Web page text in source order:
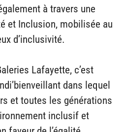
à travers une
et Inclusion, mobilisée au
d’inclusivité.
Lafayette, c’est
dans lequel
et toutes les générations
inclusif et